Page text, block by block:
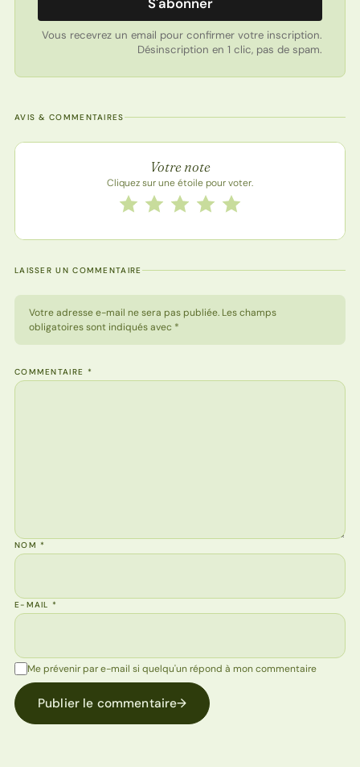
Vous recevrez un email pour confirmer votre inscription.
Désinscription en 1 clic, pas de spam.
AVIS & COMMENTAIRES
Note de la recette
Votre note
Cliquez sur une étoile pour voter.
Notez cette recette de 1 à 5 étoiles
5 étoiles
4 étoiles
3 étoiles
2 étoiles
1 étoile
LAISSER UN COMMENTAIRE
Votre adresse e-mail ne sera pas publiée. Les champs
obligatoires sont indiqués avec *
COMMENTAIRE *
NOM*
E-MAIL*
Me prévenir par e-mail si quelqu'un répond à mon commentaire
Publier le commentaire→